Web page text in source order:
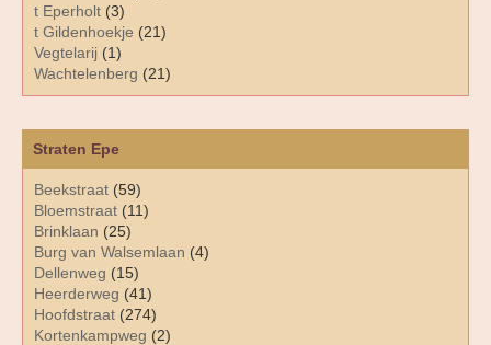
Straten Epe
Beekstraat (59)
Bloemstraat (11)
Brinklaan (25)
Burg van Walsemlaan (4)
Dellenweg (15)
Heerderweg (41)
Hoofdstraat (274)
Kortenkampweg (2)
t Eperholt (3)
t Gildenhoekje (21)
Vegtelarij (1)
Wachtelenberg (21)